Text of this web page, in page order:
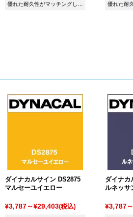
優れた耐久性がマッチングした
優れた耐
ダイナカルサイン DS2875
マルセーユイエロー
¥3,787～¥29,403(税込)
ダイナカ
ルネッサ
¥3,787